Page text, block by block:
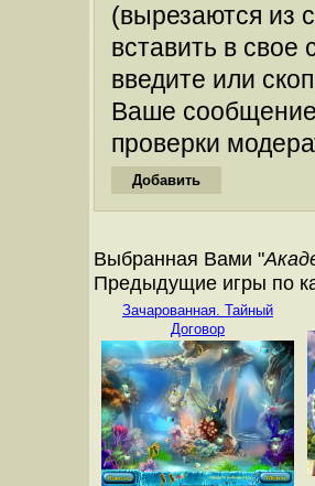
(вырезаются из
вставить в
введите или
Ваше
проверки
Выбранная Вами "
Предыдущие игры по
Зачарованная. Тайный
Договор